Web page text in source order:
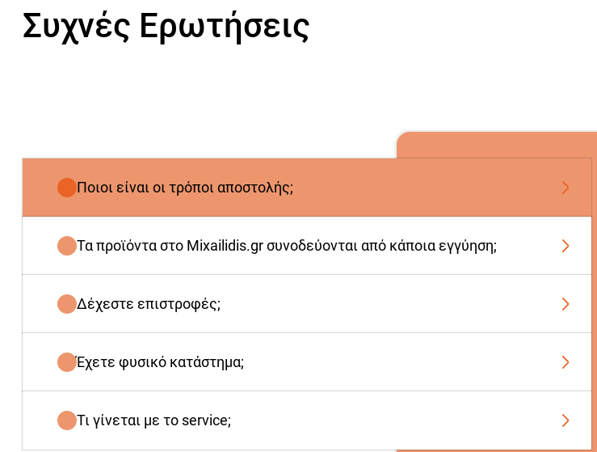
Συχνές Ερωτήσεις
Ποιοι είναι οι τρόποι αποστολής;
Τα προϊόντα στο Mixailidis.gr συνοδεύονται από κάποια εγγύηση;
Δέχεστε επιστροφές;
Έχετε φυσικό κατάστημα;
Τι γίνεται με το service;